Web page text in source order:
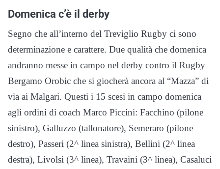
Domenica c’è il derby
Segno che all’interno del Treviglio Rugby ci sono
determinazione e carattere. Due qualità che domenica
andranno messe in campo nel derby contro il Rugby
Bergamo Orobic che si giocherà ancora al “Mazza” di
via ai Malgari. Questi i 15 scesi in campo domenica
agli ordini di coach Marco Piccini: Facchino (pilone
sinistro), Galluzzo (tallonatore), Semeraro (pilone
destro), Passeri (2^ linea sinistra), Bellini (2^ linea
destra), Livolsi (3^ linea), Travaini (3^ linea), Casaluci